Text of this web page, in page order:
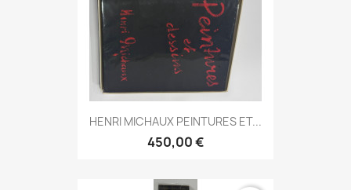
HENRI MICHAUX PEINTURES ET...
450,00 €